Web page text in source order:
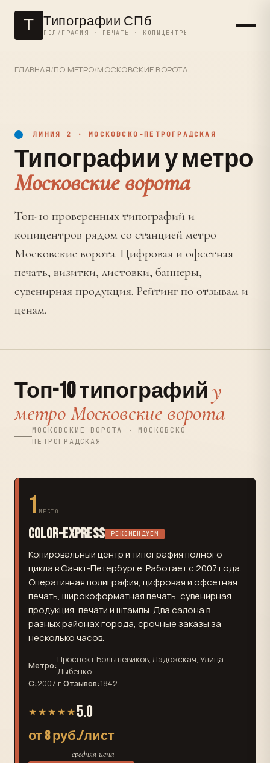
Т Типографии СПб
ПОЛИГРАФИЯ · ПЕЧАТЬ · КОПИЦЕНТРЫ
ГЛАВНАЯ/ПО МЕТРО/МОСКОВСКИЕ ВОРОТА
ЛИНИЯ 2 · МОСКОВСКО-ПЕТРОГРАДСКАЯ
Типографии у метро
Московские ворота
Топ-10 проверенных типографий и
копицентров рядом со станцией метро
Московские ворота. Цифровая и офсетная
печать, визитки, листовки, баннеры,
сувенирная продукция. Рейтинг по отзывам и
ценам.
Топ-10 типографийу
метро Московские ворота
МОСКОВСКИЕ ВОРОТА · МОСКОВСКО-
ПЕТРОГРАДСКАЯ
1 МЕСТО
Color-Express РЕКОМЕНДУЕМ
Копировальный центр и типография полного
цикла в Санкт-Петербурге. Работает с 2007 года.
Оперативная полиграфия, цифровая и офсетная
печать, широкоформатная печать, сувенирная
продукция, печати и штампы. Два салона в
разных районах города, срочные заказы за
несколько часов.
Метро:
Проспект Большевиков, Ладожская, Улица
Дыбенко
С:2007 г.Отзывов:1842
★★★★★ 5.0
от 8 руб./лист
средняя цена